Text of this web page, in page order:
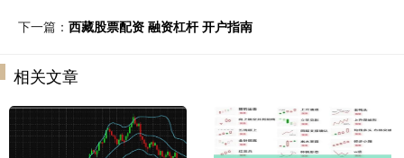
下一篇： 西藏股票配资 融资杠杆 开户指南
相关文章